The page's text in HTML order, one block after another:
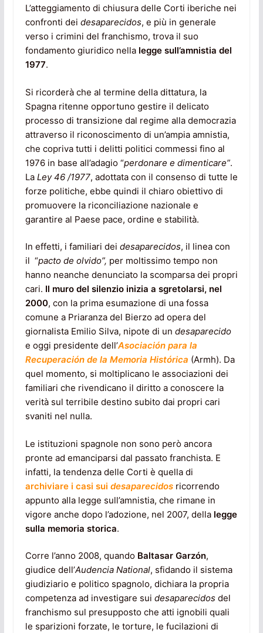
L’atteggiamento di chiusura delle Corti iberiche nei
confronti dei desaparecidos, e più in generale
verso i crimini del franchismo, trova il suo
fondamento giuridico nella legge sull’amnistia del
1977.
Si ricorderà che al termine della dittatura, la
Spagna ritenne opportuno gestire il delicato
processo di transizione dal regime alla democrazia
attraverso il riconoscimento di un’ampia amnistia,
che copriva tutti i delitti politici commessi fino al
1976 in base all’adagio “perdonare e dimenticare”.
La Ley 46/1977, adottata con il consenso di tutte le
forze politiche, ebbe quindi il chiaro obiettivo di
promuovere la riconciliazione nazionale e
garantire al Paese pace, ordine e stabilità.
In effetti, i familiari dei desaparecidos, il linea con
il “pacto de olvido”, per moltissimo tempo non
hanno neanche denunciato la scomparsa dei propri
cari. Il muro del silenzio inizia a sgretolarsi, nel
2000, con la prima esumazione di una fossa
comune a Priaranza del Bierzo ad opera del
giornalista Emilio Silva, nipote di un desaparecido
e oggi presidente dell’Asociación para la
Recuperación de la Memoria Histórica (Armh). Da
quel momento, si moltiplicano le associazioni dei
familiari che rivendicano il diritto a conoscere la
verità sul terribile destino subito dai propri cari
svaniti nel nulla.
Le istituzioni spagnole non sono però ancora
pronte ad emanciparsi dal passato franchista. E
infatti, la tendenza delle Corti è quella di
archiviare i casi sui desaparecidosricorrendo
appunto alla legge sull’amnistia, che rimane in
vigore anche dopo l’adozione, nel 2007, della legge
sulla memoria storica.
Corre l’anno 2008, quando Baltasar Garzón,
giudice dell’Audencia National, sfidando il sistema
giudiziario e politico spagnolo, dichiara la propria
competenza ad investigare sui desaparecidosdel
franchismo sul presupposto che atti ignobili quali
le sparizioni forzate, le torture, le fucilazioni di